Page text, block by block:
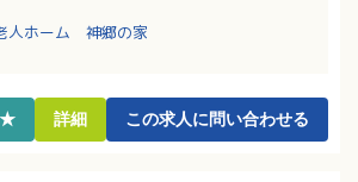
、再雇用制度もあり、長く安定してご活躍
人ホーム 神郷の家
★ 詳細 この求人に問い合わせる